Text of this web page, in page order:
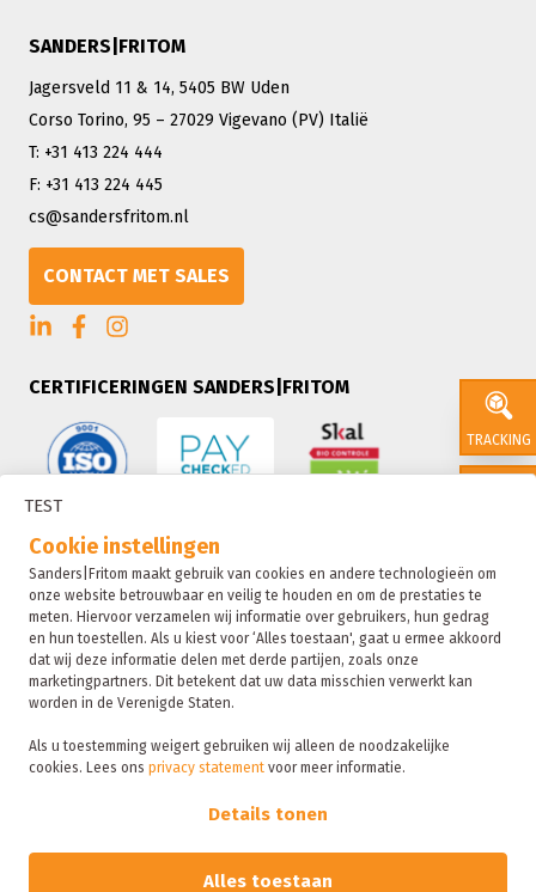
TEST
Cookie instellingen
Sanders|Fritom maakt gebruik van cookies en andere technologieën om
onze website betrouwbaar en veilig te houden en om de prestaties te
meten. Hiervoor verzamelen wij informatie over gebruikers, hun gedrag
en hun toestellen. Als u kiest voor ‘Alles toestaan', gaat u ermee akkoord
dat wij deze informatie delen met derde partijen, zoals onze
marketingpartners. Dit betekent dat uw data misschien verwerkt kan
worden in de Verenigde Staten.
Als u toestemming weigert gebruiken wij alleen de noodzakelijke
cookies. Lees onsprivacy statement voor meer informatie.
Details tonen
Alles toestaan
TRACKING
SALES
SANDERS|FRITOM
Jagersveld 11 & 14, 5405 BW Uden
Corso Torino, 95 – 27029 Vigevano (PV) Italië
T: +31 413 224 444
F: +31 413 224 445
cs@sandersfritom.nl
CONTACT MET SALES
CERTIFICERINGEN SANDERS|FRITOM
Sanders|Fritom is onderdeel van de Fritom Group
Privacybeleid